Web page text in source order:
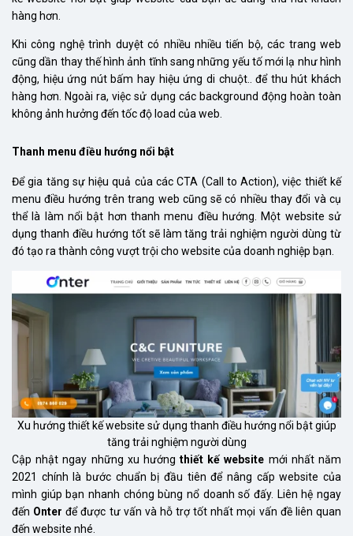
hàng hơn.
Khi công nghệ trình duyệt có nhiều nhiều tiến bộ, các trang web
cũng dần thay thế hình ảnh tĩnh sang những yếu tố mới lạ như hình
động, hiệu ứng nút bấm hay hiệu ứng di chuột.. để thu hút khách
hàng hơn. Ngoài ra, việc sử dụng các background động hoàn toàn
không ảnh hưởng đến tốc độ load của web.
Thanh menu điều hướng nổi bật
Để gia tăng sự hiệu quả của các CTA (Call to Action), việc thiết kế
menu điều hướng trên trang web cũng sẽ có nhiều thay đổi và cụ
thể là làm nổi bật hơn thanh menu điều hướng. Một website sử
dụng thanh điều hướng tốt sẽ làm tăng trải nghiệm người dùng từ
đó tạo ra thành công vượt trội cho website của doanh nghiệp bạn.
Xu hướng thiết kế website sử dụng thanh điều hướng nổi bật giúp
tăng trải nghiệm người dùng
Cập nhật ngay những xu hướngthiết kế website mới nhất năm
2021 chính là bước chuẩn bị đầu tiên để nâng cấp website của
mình giúp bạn nhanh chóng bùng nổ doanh số đấy. Liên hệ ngay
đến Onter để được tư vấn và hỗ trợ tốt nhất mọi vấn đề liên quan
đến website nhé.